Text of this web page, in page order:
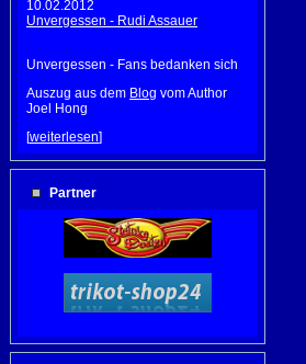
10.02.2012
Unvergessen - Rudi Assauer
Unvergessen - Fans bedanken sich
Auszug aus dem Blog vom Author
Joel Hong
[weiterlesen]
Partner